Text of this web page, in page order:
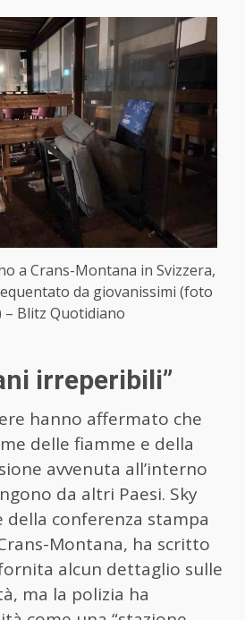
a Crans-Montana in Svizzera,
da giovanissimi (foto
– Blitz Quotidiano
irreperibili”
hanno affermato che
delle fiamme e della
avvenuta all’interno
da altri Paesi. Sky
della conferenza stampa
Montana, ha scritto
alcun dettaglio sulle
ma la polizia ha